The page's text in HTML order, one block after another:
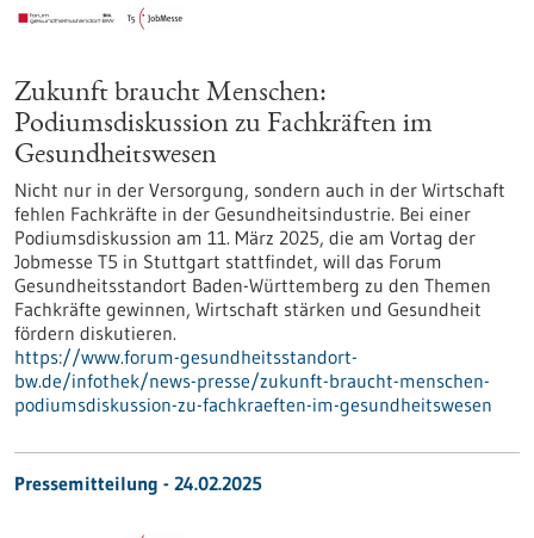
Zukunft braucht Menschen:
Podiumsdiskussion zu Fachkräften im
Gesundheitswesen
Nicht nur in der Versorgung, sondern auch in der Wirtschaft
fehlen Fachkräfte in der Gesundheitsindustrie. Bei einer
Podiumsdiskussion am 11. März 2025, die am Vortag der
Jobmesse T5 in Stuttgart stattfindet, will das Forum
Gesundheitsstandort Baden-Württemberg zu den Themen
Fachkräfte gewinnen, Wirtschaft stärken und Gesundheit
fördern diskutieren.
https://www.forum-gesundheitsstandort-
bw.de/infothek/news-presse/zukunft-braucht-menschen-
podiumsdiskussion-zu-fachkraeften-im-gesundheitswesen
Pressemitteilung - 24.02.2025